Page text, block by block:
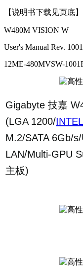
【说明书下载见页底】
W480M VISION W
User's Manual Rev. 1001
12ME-480MVSW-
Gigabyte 技嘉
(LGA 1200/INTEL
M.2/SATA 6Gb/
LAN/Multi-GPU
主板)